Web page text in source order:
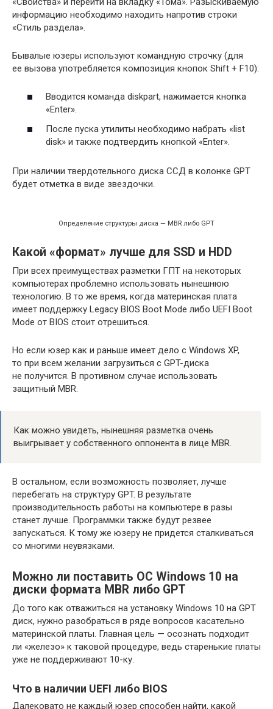
информацию необходимо находить напротив строки
«Стиль раздела».
Бывалые юзеры используют командную строчку (для
ее вызова употребляется композиция кнопок Shift + F10):
Вводится команда diskpart, нажимается кнопка
«Enter».
После пуска утилиты необходимо набрать «list
disk» и также подтвердить кнопкой «Enter».
При наличии твердотельного диска ССД в колонке GPT
будет отметка в виде звездочки.
Определение структуры диска — MBR либо GPT
Какой «формат» лучше для SSD и HDD
При всех преимуществах разметки ГПТ на некоторых
компьютерах проблемно использовать нынешнюю
технологию. В то же время, когда материнская плата
имеет поддержку Legacy BIOS Boot Mode либо UEFI Boot
Mode от BIOS стоит отрешиться.
Но если юзер как и раньше имеет дело с Windows XP,
то при всем желании загрузиться с GPT-диска
не получится. В противном случае использовать
защитный MBR.
Как можно увидеть, нынешняя разметка очень
выигрывает у собственного оппонента в лице MBR.
В остальном, если возможность позволяет, лучше
перебегать на структуру GPT. В результате
производительность работы на компьютере в разы
станет лучше. Программки также будут резвее
запускаться. К тому же юзеру не придется сталкиваться
со многими неувязками.
Можно ли поставить ОС Windows 10 на
диски формата MBR либо GPT
До того как отважиться на установку Windows 10 на GPT
диск, нужно разобраться в ряде вопросов касательно
материнской платы. Главная цель — осознать подходит
ли «железо» к таковой процедуре, ведь старенькие платы
уже не поддерживают 10-ку.
Что в наличии UEFI либо BIOS
Далековато не каждый юзер способен найти, какой